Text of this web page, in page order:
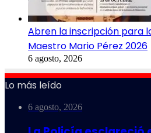
Abren la inscripción para
Maestro Mario Pérez 2026
6 agosto, 2026
Lo más leído
6 agosto, 2026